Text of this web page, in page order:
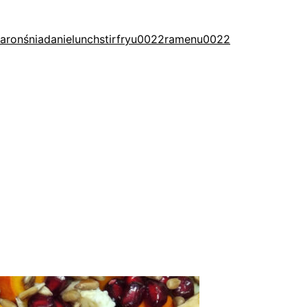
śniadanielunchstirfryu0022ramenu0022